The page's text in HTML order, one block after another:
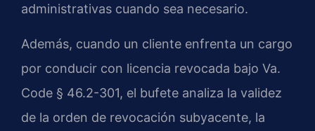
administrativas cuando sea necesario.
Además, cuando un cliente enfrenta un cargo
por conducir con licencia revocada bajo Va.
Code § 46.2-301, el bufete analiza la validez
de la orden de revocación subyacente, la